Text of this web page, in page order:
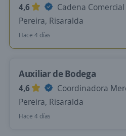
4,6
Cadena
Pereira, Risaralda
Hace 4 días
Auxiliar de Bodega
4,6
Coordinadora
Pereira, Risaralda
Hace 4 días